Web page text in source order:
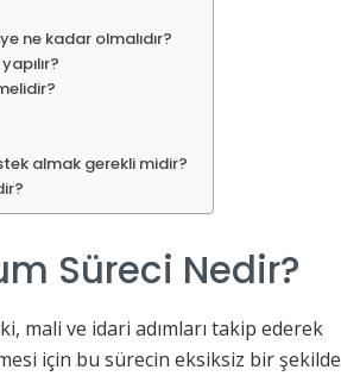
ne kadar olmalıdır?
almak gerekli midir?
Süreci Nedir?
mali ve idari adımları takip ederek
için bu sürecin eksiksiz bir şekilde